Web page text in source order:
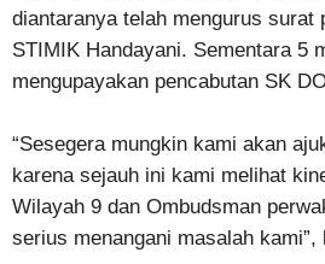
diantaranya telah mengurus surat
STIMIK Handayani. Sementara 5
mengupayakan pencabutan SK
“Sesegera mungkin kami akan
karena sejauh ini kami melihat
Wilayah 9 dan Ombudsman
serius menangani masalah kami”,